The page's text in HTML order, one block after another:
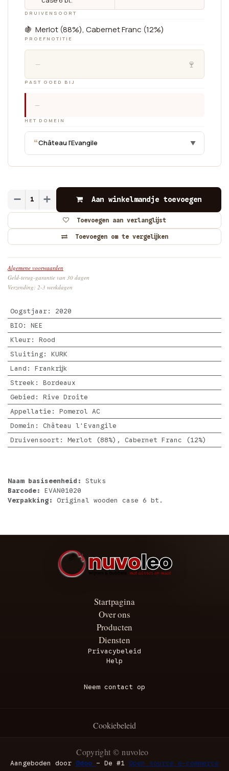
DRUIVENSOORT
🍇 Merlot (88%), Cabernet Franc (12%)
PROEFNOTITIE
🍷
—
PAST GOED BIJ
—
HET DOMEIN
“Château l'Evangile ▼
Aan winkelmandje toevoegen
Toevoegen om te vergelijken
Toevoegen aan verlanglijst
Algemene voorwaarden
Geld-terug-garantie van 30 dagen
Verzending: 2-3 werkdagen
Oogstjaar: 2020
BIO: NEE
Kleur: Rood
Sluiting: KURK
Land : Frankrijk
Streek : Bordeaux
Gebied : Rive Droite
Appellatie : Pomerol AC
Domein : Château l'Evangile
Druivensoort : Merlot (88%), Cabernet Franc (12%)
Naam basiseenheid: Stuks
Barcode: EVAN01020
Verpakking: Original wooden case 6 bt.
Startpagina
Over ons
Producten
Diensten
Privacybeleid
Help
Neem contact op
Cookiebeleid
Copyright © nuvoleo
Aangeboden door Odoo - De #1 Open source e-commerce